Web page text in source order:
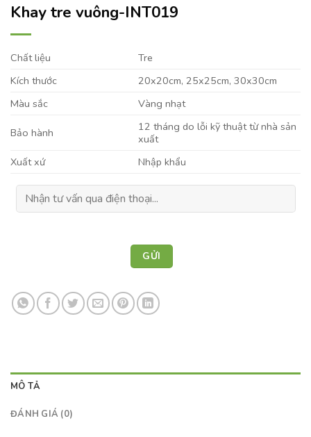
Khay tre vuông-INT019
Chất liệu
Tre
Kích thước
20x20cm, 25x25cm, 30x30cm
Màu sắc
Vàng nhạt
Bảo hành
12 tháng do lỗi kỹ thuật từ nhà sản
xuất
Xuất xứ
Nhập khẩu
MÔ TẢ
ĐÁNH GIÁ (0)